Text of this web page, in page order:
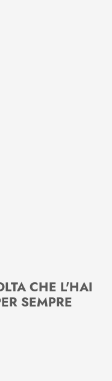
CHE L'HAI
SEMPRE